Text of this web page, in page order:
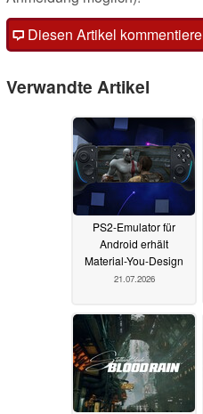
Diesen Artikel
Verwandte Artikel
PS2-Emulator für
Android erhält
Material-You-Design
21.07.2026